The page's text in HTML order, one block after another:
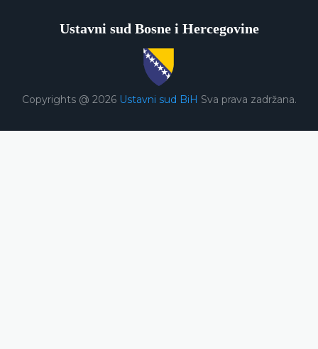
Ustavni sud Bosne i Hercegovine
Copyrights @ 2026 Ustavni sud BiH Sva prava zadržana.